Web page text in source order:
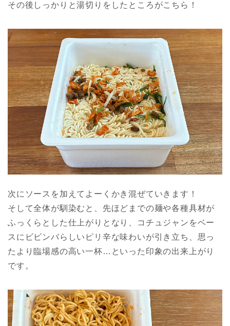
その後しっかりと湯切りをしたところがこちら！
次にソースを加えてよーくかき混ぜていきます！
そして全体が馴染むと、先ほどまでの麺や各種具材が
ふっくらとした仕上がりとなり、コチュジャンをベー
スにビビンバらしいピリ辛な味わいが引き立ち、思っ
たより臨場感の高い一杯…といった印象の出来上がり
です。